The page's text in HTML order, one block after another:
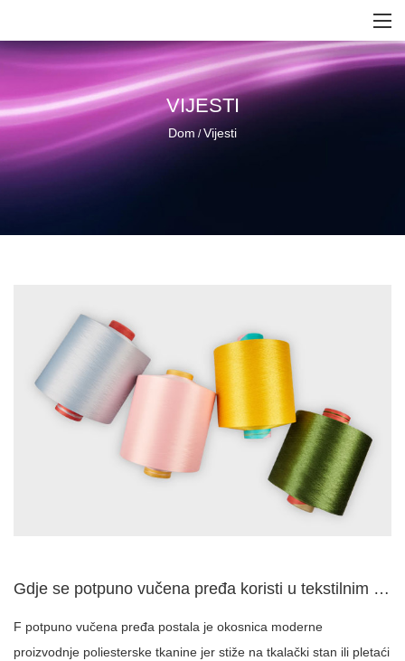
VIJESTI
Dom /Vijesti
Gdje se potpuno vučena pređa koristi u tekstilnim i tkaninsk...
F potpuno vučena pređa postala je okosnica moderne
proizvodnje poliesterske tkanine jer stiže na tkalački stan ili pletaći